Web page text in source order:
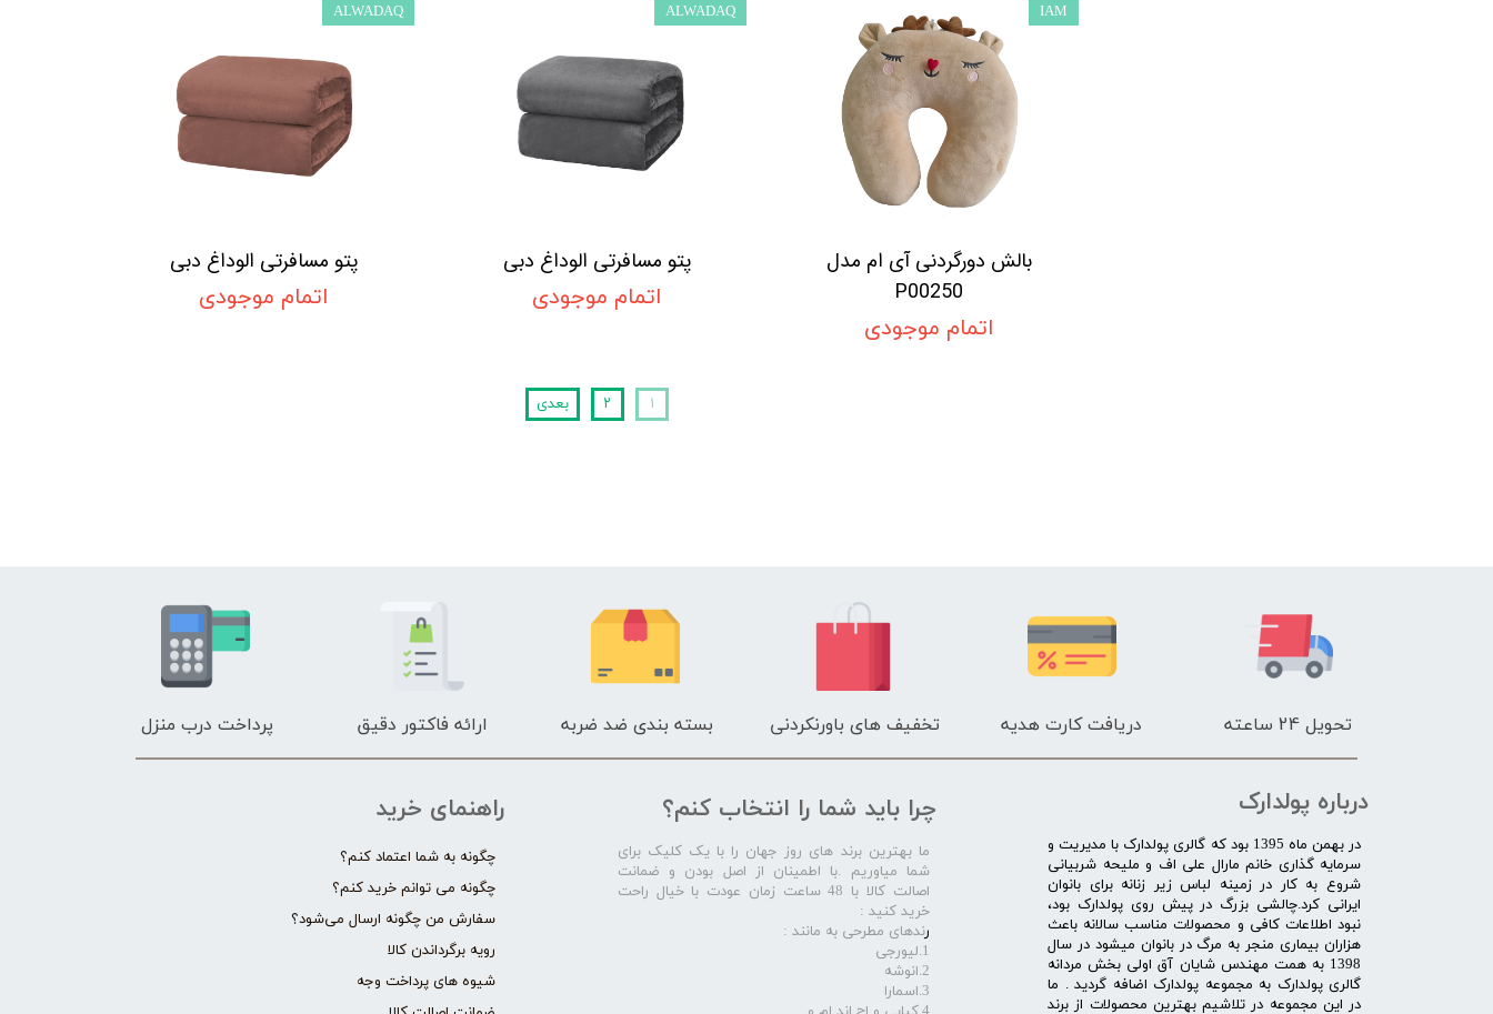
بالش دورگردنی آی ام مدل
P00250
اتمام موجودی
IAM
پتو مسافرتی الوداغ دبی
اتمام موجودی
ALWADAQ
پتو مسافرتی الوداغ دبی
اتمام موجودی
ALWADAQ
۱ ۲ بعدی
تحویل 24 ساعته دریافت کارت هدیه تخفیف های باورنکردنی بسته بندی ضد ضربه ارائه فاکتور دقیق پرداخت درب منزل
درباره پولدارک
در بهمن ماه 1395 بود که گالری پولدارک با مدیریت و
سرمایه گذاری خانم مارال علی اف و ملیحه شربیانی
شروع به کار در زمینه لباس زیر زنانه برای بانوان
ایرانی کرد.چالشی بزرگ در پیش روی پولدارک بود،
نبود اطلاعات کافی و محصولات مناسب سالانه باعث
هزاران بیماری منجر به مرگ در بانوان میشود در سال
1398 به همت مهندس شایان آق اولی بخش مردانه
گالری پولدارک به مجموعه پولدارک اضافه گردید . ما
در این مجموعه در تلاشیم بهترین محصولات از برند
راهنمای خرید
چگونه به شما اعتماد کنم؟
چگونه می توانم خرید کنم؟
سفارش من چگونه ارسال می‌شود؟
رویه برگرداندن کالا
شیوه های پرداخت وجه
چرا باید شما را انتخاب کنم؟
ما بهترین برند های روز جهان را با یک کلیک برای
شما میاوریم .با اطمینان از اصل بودن و ضمانت
اصالت کالا با 48 ساعت زمان عودت با خیال راحت
خرید کنید :
رندهای مطرحی به مانند :
1.لیورجی
2.انوشه
3.اسمارا